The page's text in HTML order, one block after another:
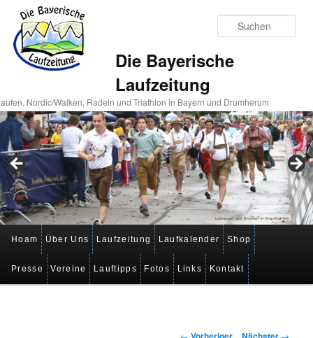
Die Bayerische
Laufzeitung
Nordic/Walken, Radeln und Triathlon in Bayern und Drumherum
Hauptmenü
Zum
primären
Zum
sekundären
Hoam Über Uns Laufzeitung Laufkalender Shop
Presse Vereine Lauftipps Fotos Links Kontakt
Beitragsnavigation